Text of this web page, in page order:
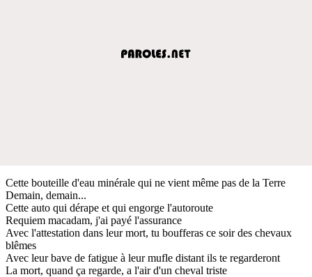
Cette bouteille d'eau minérale qui ne vient même pas de la Terre
Demain, demain...
Cette auto qui dérape et qui engorge l'autoroute
Requiem macadam, j'ai payé l'assurance
Avec l'attestation dans leur mort, tu boufferas ce soir des chevaux
blêmes
Avec leur bave de fatigue à leur mufle distant ils te regarderont
La mort, quand ça regarde, a l'air d'un cheval triste